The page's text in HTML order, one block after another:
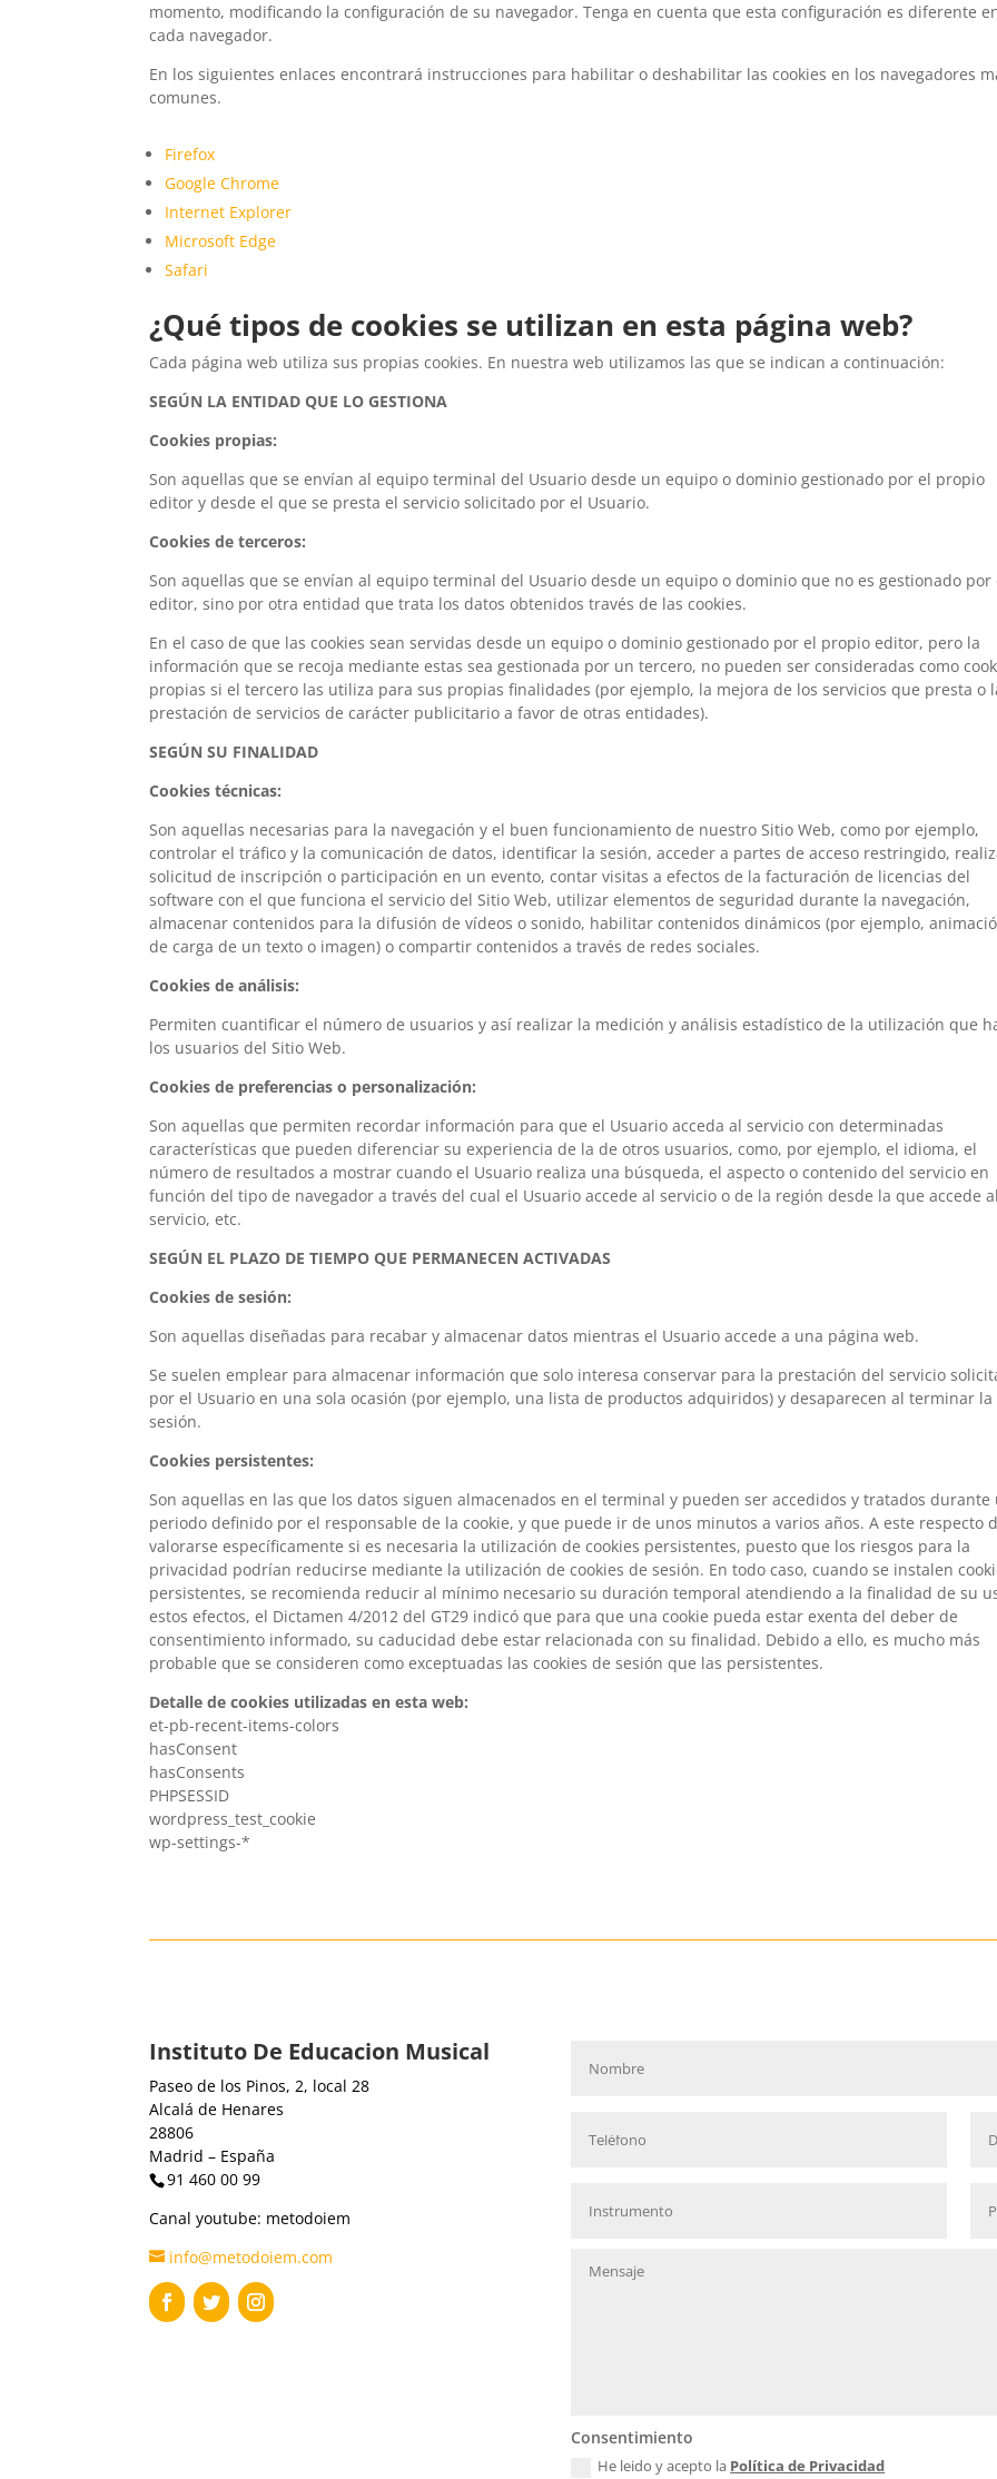
momento, modificando la configuración de su navegador. Tenga en cuenta que esta configuración es diferente
cada navegador.
En los siguientes enlaces encontrará instrucciones para habilitar o deshabilitar las cookies en los navegadores
comunes.
Firefox
Google Chrome
Internet Explorer
Microsoft Edge
Safari
¿Qué tipos de cookies se utilizan en esta página web?
Cada página web utiliza sus propias cookies. En nuestra web utilizamos las que se indican a continuación:
SEGÚN LA ENTIDAD QUE LO GESTIONA
Cookies propias:
Son aquellas que se envían al equipo terminal del Usuario desde un equipo o dominio gestionado por el propio
editor y desde el que se presta el servicio solicitado por el Usuario.
Cookies de terceros:
Son aquellas que se envían al equipo terminal del Usuario desde un equipo o dominio que no es gestionado por
editor, sino por otra entidad que trata los datos obtenidos través de las cookies.
En el caso de que las cookies sean servidas desde un equipo o dominio gestionado por el propio editor, pero la
información que se recoja mediante estas sea gestionada por un tercero, no pueden ser consideradas como
propias si el tercero las utiliza para sus propias finalidades (por ejemplo, la mejora de los servicios que presta o
prestación de servicios de carácter publicitario a favor de otras entidades).
SEGÚN SU FINALIDAD
Cookies técnicas:
Son aquellas necesarias para la navegación y el buen funcionamiento de nuestro Sitio Web, como por ejemplo,
controlar el tráfico y la comunicación de datos, identificar la sesión, acceder a partes de acceso restringido,
solicitud de inscripción o participación en un evento, contar visitas a efectos de la facturación de licencias del
software con el que funciona el servicio del Sitio Web, utilizar elementos de seguridad durante la navegación,
almacenar contenidos para la difusión de vídeos o sonido, habilitar contenidos dinámicos (por ejemplo,
de carga de un texto o imagen) o compartir contenidos a través de redes sociales.
Cookies de análisis:
Permiten cuantificar el número de usuarios y así realizar la medición y análisis estadístico de la utilización que
los usuarios del Sitio Web.
Cookies de preferencias o personalización:
Son aquellas que permiten recordar información para que el Usuario acceda al servicio con determinadas
características que pueden diferenciar su experiencia de la de otros usuarios, como, por ejemplo, el idioma, el
número de resultados a mostrar cuando el Usuario realiza una búsqueda, el aspecto o contenido del servicio en
función del tipo de navegador a través del cual el Usuario accede al servicio o de la región desde la que accede al
servicio, etc.
SEGÚN EL PLAZO DE TIEMPO QUE PERMANECEN ACTIVADAS
Cookies de sesión:
Son aquellas diseñadas para recabar y almacenar datos mientras el Usuario accede a una página web.
Se suelen emplear para almacenar información que solo interesa conservar para la prestación del servicio
por el Usuario en una sola ocasión (por ejemplo, una lista de productos adquiridos) y desaparecen al terminar la
sesión.
Cookies persistentes:
Son aquellas en las que los datos siguen almacenados en el terminal y pueden ser accedidos y tratados durante
periodo definido por el responsable de la cookie, y que puede ir de unos minutos a varios años. A este respecto
valorarse específicamente si es necesaria la utilización de cookies persistentes, puesto que los riesgos para la
privacidad podrían reducirse mediante la utilización de cookies de sesión. En todo caso, cuando se instalen
persistentes, se recomienda reducir al mínimo necesario su duración temporal atendiendo a la finalidad de su
estos efectos, el Dictamen 4/2012 del GT29 indicó que para que una cookie pueda estar exenta del deber de
consentimiento informado, su caducidad debe estar relacionada con su finalidad. Debido a ello, es mucho más
probable que se consideren como exceptuadas las cookies de sesión que las persistentes.
Detalle de cookies utilizadas en esta web:
et-pb-recent-items-colors
hasConsent
hasConsents
PHPSESSID
wordpress_test_cookie
wp-settings-*
Instituto De Educacion Musical
Paseo de los Pinos, 2, local 28
Alcalá de Henares
28806
Madrid – España
91 460 00 99
Canal youtube: metodoiem
info@metodoiem.com
Consentimiento
He leido y acepto la Política de Privacidad